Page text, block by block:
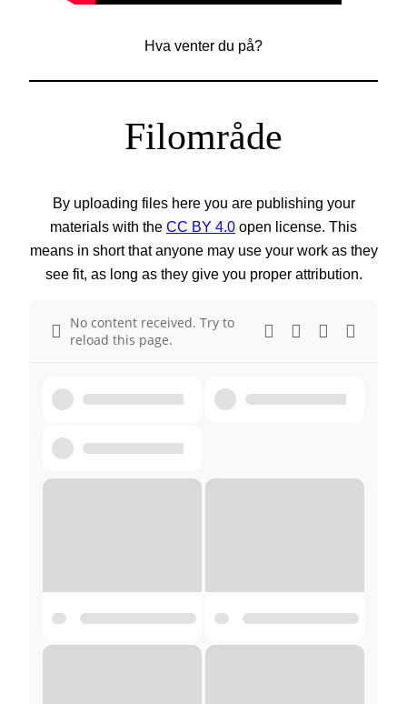
Hva venter du på?
Filområde
By uploading files here you are publishing your
materials with the CC BY 4.0 open license. This
means in short that anyone may use your work as they
see fit, as long as they give you proper attribution.
No content received. Try to
reload this page.